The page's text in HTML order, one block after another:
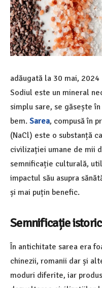
adăugată la 30 mai, 2024
Sodiul este un mineral
simplu sare, se găsește
bem. Sarea, compusă în
(NaCl) este o substanță
civilizației umane de mii
semnificație culturală,
impactul său asupra
și mai puțin benefic.
Semnificație
În antichitate sarea era
chinezii, romanii dar și
moduri diferite, iar